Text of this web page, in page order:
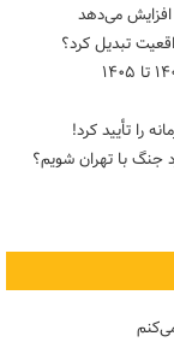
افزایش می‌دهد
تبدیل کرد؟
را تأیید کرد!
جنگ با تهران شویم؟